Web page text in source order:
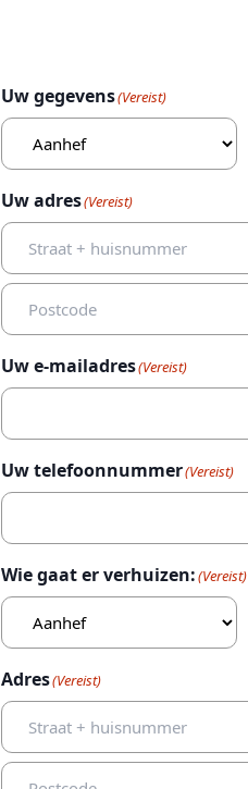
Uw gegevens(Vereist)
Uw adres(Vereist)
Straat
huisnummer
Uw e-mailadres(Vereist)
Uw telefoonnummer(Vereist)
Wie gaat er verhuizen:(Vereist)
Adres(Vereist)
Straat